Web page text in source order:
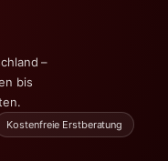
–
bis
Kostenfreie Erstberatung